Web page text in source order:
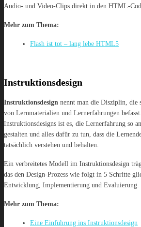
Audio- und Video-Clips direkt in den HTML-
Mehr zum Thema:
Flash ist tot – lang lebe HTML5
Instruktionsdesign
Instruktionsdesign nennt man die Disziplin, die
von Lernmaterialien und Lernerfahrungen
Instruktionsdesigns ist es, die Lernerfahrung so
gestalten und alles dafür zu tun, dass die
tatsächlich verstehen und behalten.
Ein verbreitetes Modell im Instruktionsdesign
das den Design-Prozess wie folgt in 5 Schritte
Entwicklung, Implementierung und Evaluierung.
Mehr zum Thema:
Eine Einführung ins Instruktionsdesign